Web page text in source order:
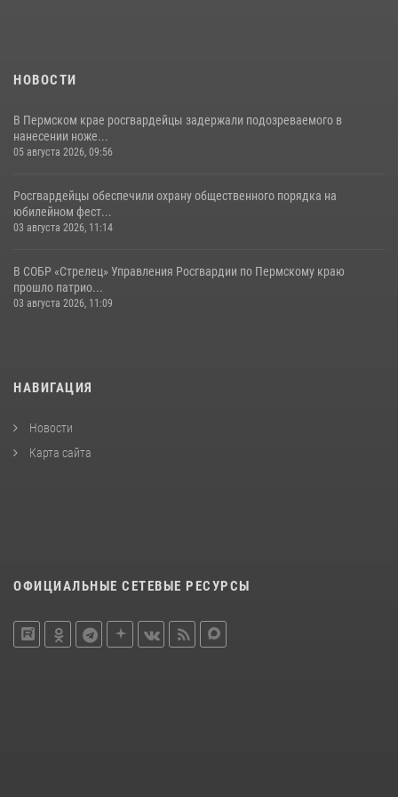
НОВОСТИ
В Пермском крае росгвардейцы задержали подозреваемого в
нанесении ноже...
05 августа 2026, 09:56
Росгвардейцы обеспечили охрану общественного порядка на
юбилейном фест...
03 августа 2026, 11:14
В СОБР «Стрелец» Управления Росгвардии по Пермскому краю
прошло патрио...
03 августа 2026, 11:09
НАВИГАЦИЯ
Новости
Карта сайта
ОФИЦИАЛЬНЫЕ СЕТЕВЫЕ РЕСУРСЫ